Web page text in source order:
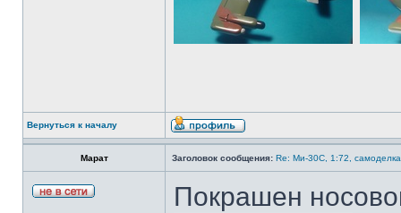
Вернуться к началу
Марат Заголовок сообщения: Re: Ми-30С, 1:72, самоделка
Покрашен